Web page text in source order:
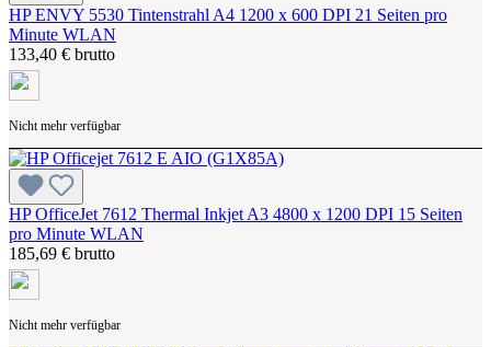
HP ENVY 5530 Tintenstrahl A4 1200 x 600 DPI 21 Seiten pro
Minute WLAN
133,40 € brutto
Nicht mehr verfügbar
HP OfficeJet 7612 Thermal Inkjet A3 4800 x 1200 DPI 15 Seiten
pro Minute WLAN
185,69 € brutto
Nicht mehr verfügbar